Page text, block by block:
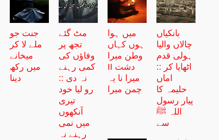
جنت جو
ملے لا کر
میخانے
میں رکھ
دینا
مٹ گئے
تجھ پر
وفاؤں کی
کمی رہنے
نہ دی ::
رو لیا خود
تیری
آنکھوں
میں نمی
رہنے نہ
میں ہوا
ہوں کہاں
وطن میرا
II دشت
میرا نا یہ
چمن میرا
بانکیاں
چالاں والیا
ہولی قدم
اٹھایا کر ::
اماں
حلیمہ کا
پیار رسول
اللہ ﷺ
سے